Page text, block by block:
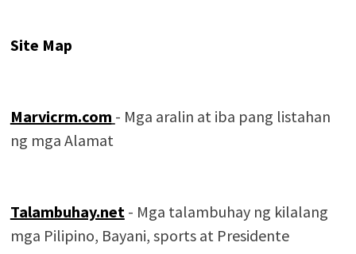
Site Map
Marvicrm.com - Mga aralin at iba pang listahan
ng mga Alamat
Talambuhay.net- Mga talambuhay ng kilalang
mga Pilipino, Bayani, sports at Presidente